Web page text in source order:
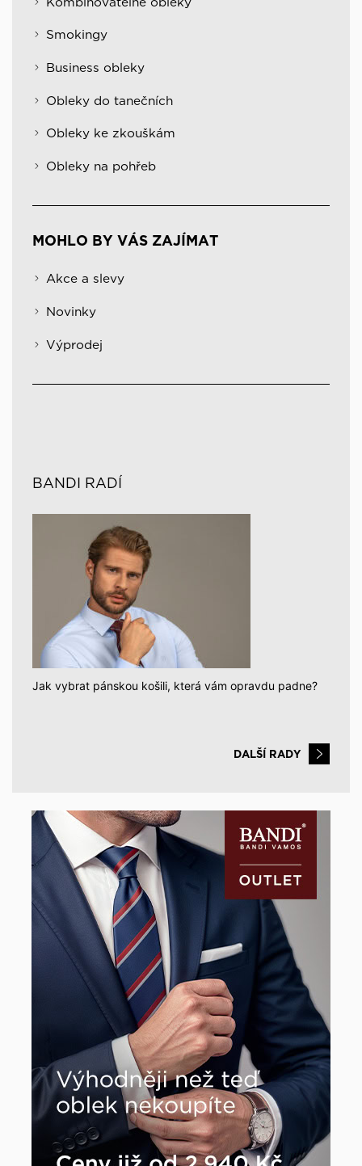
Smokingy
Business obleky
Obleky do tanečních
Obleky ke zkouškám
Obleky na pohřeb
MOHLO BY VÁS ZAJÍMAT
Akce a slevy
Novinky
Výprodej
BANDI RADÍ
Jak vybrat pánskou košili, která vám opravdu padne?
DALŠÍ RADY